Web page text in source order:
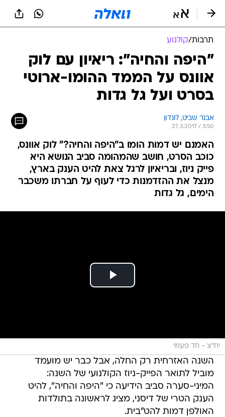
תרבות/קולנוע
"היפה והחיה": ריאיון עם לוק
אוונס על הממד ההומו-ארוטי
בסרט ועל גל גדות
אבנר שביט, לונדון
27.3.2017 / 3:50
האמנם יש דמות הומו ב"היפה והחיה?" לוק אוונס,
כוכב הסרט, חושב שהמהומה סביב הנושא היא
פייק ניוז, ובריאיון לרגל צאת להיט הענק בארץ,
מנצל את ההזדמנות כדי לעוף על חברתו משכבר
הימים, גל גדות
יח"צ - חד פעמי
השנה האזרחית רק החלה, אבל כבר יש מועמד
מוביל לתואר הפייק-ניוז הקולנועי של השנה:
המיני-סערה סביב הידיעה כי "היפה והחיה", להיט
הענק הטרי של דיסני, מציג לראשונה בתולדות
האולפן דמות להט"בית.